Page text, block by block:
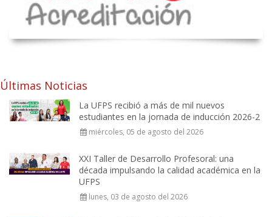
Últimas Noticias
La UFPS recibió a más de mil nuevos
estudiantes en la jornada de inducción 2026-2
miércoles, 05 de agosto del 2026
XXI Taller de Desarrollo Profesoral: una
década impulsando la calidad académica en la
UFPS
lunes, 03 de agosto del 2026